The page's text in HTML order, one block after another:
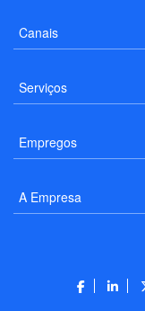
Canais
Serviços
Empregos
A Empresa